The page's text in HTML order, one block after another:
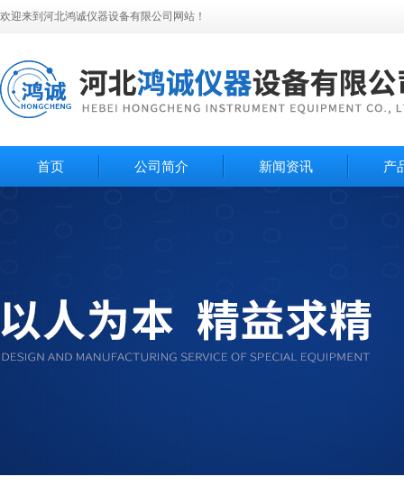
欢迎来到河北鸿诚仪器设备有限公司网站！
首页 公司简介 新闻资讯 产